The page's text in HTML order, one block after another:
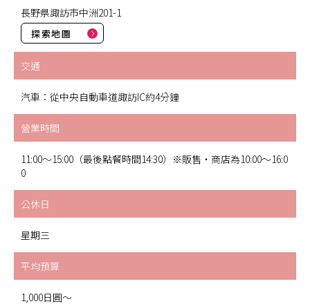
長野県諏訪市中洲201-1
探索地圖
交通
汽車：從中央自動車道諏訪IC約4分鐘
營業時間
11:00～15:00（最後點餐時間14:30）※販售・商店為10:00～16:0
0
公休日
星期三
平均預算
1,000日圓～